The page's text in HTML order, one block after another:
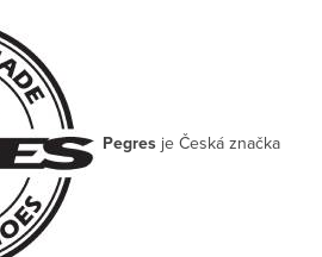
Pegres je Česká značka